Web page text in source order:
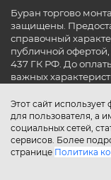
Этот сайт
для пользователя, а
социальных сетей,
сервисов. Более
странице Политика
Буран торгово
защищены.
справочный
публичной
437 ГК РФ. До оплаты
важных